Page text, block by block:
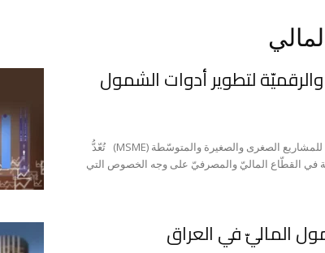
لتطوير أدوات الشمول
سميح جردات/ خبير التمويل المصرفيّ للمشاريع الصغرى والصغيرة والمتوسّطة (MSME) تُعّدُّ
في القطّاع الماليّ والمصرفيّ على وجه الخصوص التي
الماليّ في العراق